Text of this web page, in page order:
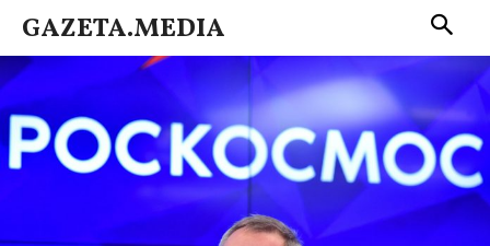
GAZETA.MEDIA